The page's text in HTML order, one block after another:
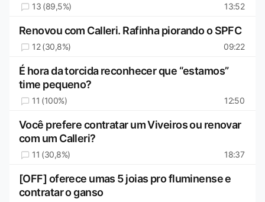
13 (89,5%) 13:52
Renovou com Calleri. Rafinha piorando o SPFC
12 (30,8%) 09:22
É hora da torcida reconhecer que “estamos”
time pequeno?
11 (100%) 12:50
Você prefere contratar um Viveiros ou renovar
com um Calleri?
11 (30,8%) 18:37
[OFF] oferece umas 5 joias pro fluminense e
contratar o ganso